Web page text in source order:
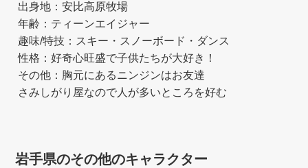
出身地：安比高原牧場
年齢：ティーンエイジャー
趣味/特技：スキー・スノーボード・ダンス
性格：好奇心旺盛で子供たちが大好き！
その他：胸元にあるニンジンはお友達
さみしがり屋なので人が多いところを好む
岩手県のその他のキャラクター